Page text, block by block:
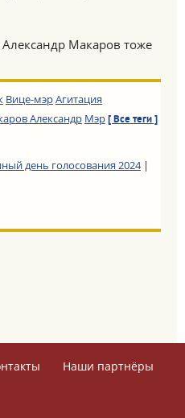
Макаров тоже
Вице-мэрАгитация
Александр Мэр [ Все теги ]
день голосования 2024|
Наши партнёры